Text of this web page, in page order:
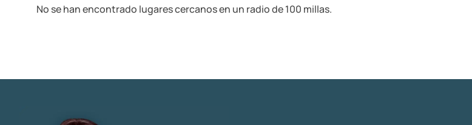
No se han encontrado lugares cercanos en un radio de 100 millas.